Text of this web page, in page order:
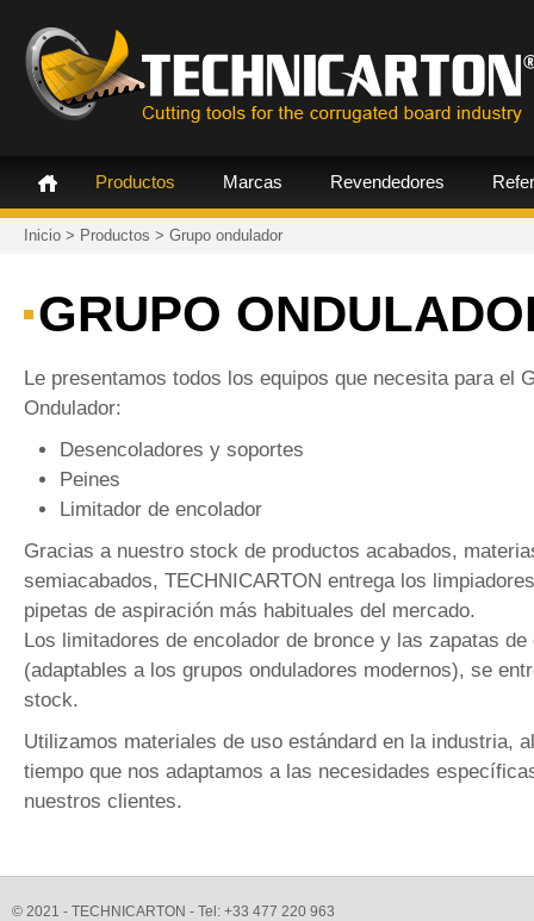
Productos Marcas Revendedores
Inicio > Productos > Grupo ondulador
GRUPO
Le presentamos todos los equipos que necesita para el
Ondulador:
Desencoladores y soportes
Peines
Limitador de encolador
Gracias a nuestro stock de productos acabados,
semiacabados, TECHNICARTON entrega los
pipetas de aspiración más habituales del mercado.
Los limitadores de encolador de bronce y las zapatas de
(adaptables a los grupos onduladores modernos), se
stock.
Utilizamos materiales de uso estándard en la industria,
tiempo que nos adaptamos a las necesidades
nuestros clientes.
© 2021 - TECHNICARTON - Tel: +33 477 220 963